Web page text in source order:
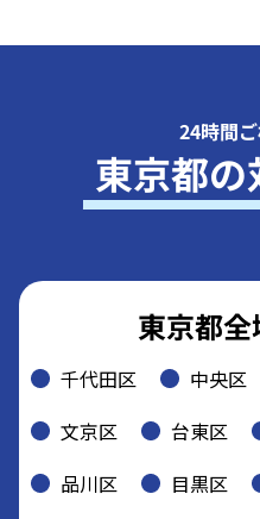
24時間
東京都
東京都全
千代田区 中央区
文京区
台東区
品川区
目黒区